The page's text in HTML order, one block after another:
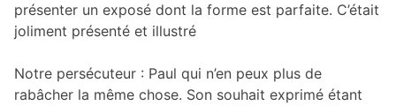
présenter un exposé dont la forme est parfaite. C’était
joliment présenté et illustré
Notre persécuteur : Paul qui n’en peux plus de
rabâcher la même chose. Son souhait exprimé étant